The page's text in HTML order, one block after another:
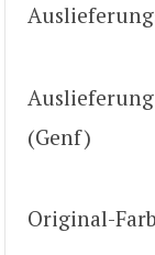
Auslieferung
(Genf)
Original-